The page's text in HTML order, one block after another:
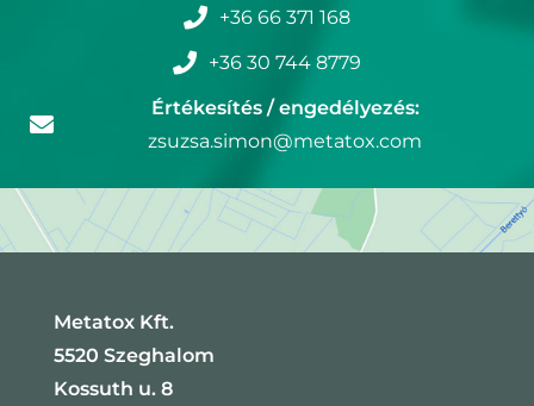
+36 66 371 168
+36 30 744 8779
Értékesítés / engedélyezés:
zsuzsa.simon@metatox.com
Metatox Kft.
5520 Szeghalom
Kossuth u. 8